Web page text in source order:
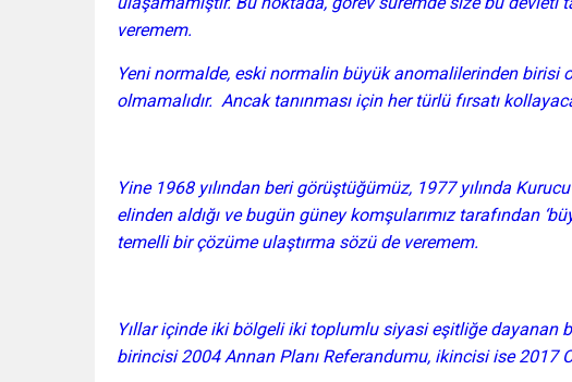
veremem.
Yeni normalde, eski normalin büyük anomalilerinden birisi
olmamalıdır. Ancak tanınması için her türlü fırsatı
Yine 1968 yılından beri görüştüğümüz, 1977 yılında
elinden aldığı ve bugün güney komşularımız tarafından
temelli bir çözüme ulaştırma sözü de veremem.
Yıllar içinde iki bölgeli iki toplumlu siyasi eşitliğe dayanan
birincisi 2004 Annan Planı Referandumu, ikincisi ise 2017